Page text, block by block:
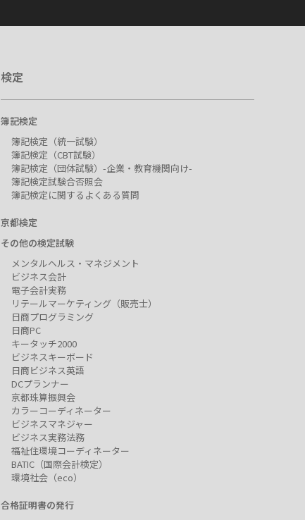
検定
簿記検定
簿記検定（統一試験）
簿記検定（CBT試験）
簿記検定（団体試験）-企業・教育機関向け-
簿記検定試験合否照会
簿記検定に関するよくある質問
京都検定
その他の検定試験
メンタルヘルス・マネジメント
ビジネス会計
電子会計実務
リテールマーケティング（販売士）
日商プログラミング
日商PC
キータッチ2000
ビジネスキーボード
日商ビジネス英語
DCプランナー
京都珠算振興会
カラーコーディネーター
ビジネスマネジャー
ビジネス実務法務
福祉住環境コーディネーター
BATIC（国際会計検定）
環境社会（eco）
合格証明書の発行